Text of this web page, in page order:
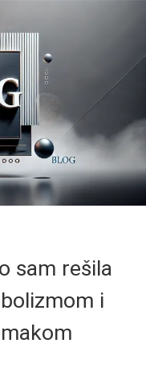
sam rešila
i